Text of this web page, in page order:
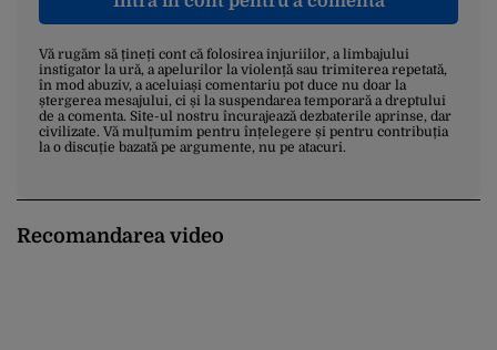
Vă rugăm să țineți cont că folosirea injuriilor, a limbajului
instigator la ură, a apelurilor la violență sau trimiterea repetată,
în mod abuziv, a aceluiași comentariu pot duce nu doar la
ștergerea mesajului, ci și la suspendarea temporară a dreptului
de a comenta. Site-ul nostru încurajează dezbaterile aprinse, dar
civilizate. Vă mulțumim pentru înțelegere și pentru contribuția
la o discuție bazată pe argumente, nu pe atacuri.
Recomandarea video